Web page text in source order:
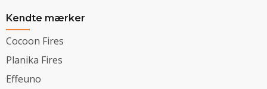
Kendte mærker
Cocoon Fires
Planika Fires
Effeuno